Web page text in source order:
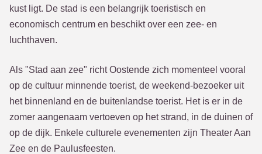
kust ligt. De stad is een belangrijk toeristisch en
economisch centrum en beschikt over een zee- en
luchthaven.
Als "Stad aan zee" richt Oostende zich momenteel vooral
op de cultuur minnende toerist, de weekend-bezoeker uit
het binnenland en de buitenlandse toerist. Het is er in de
zomer aangenaam vertoeven op het strand, in de duinen of
op de dijk. Enkele culturele evenementen zijn Theater Aan
Zee en de Paulusfeesten.